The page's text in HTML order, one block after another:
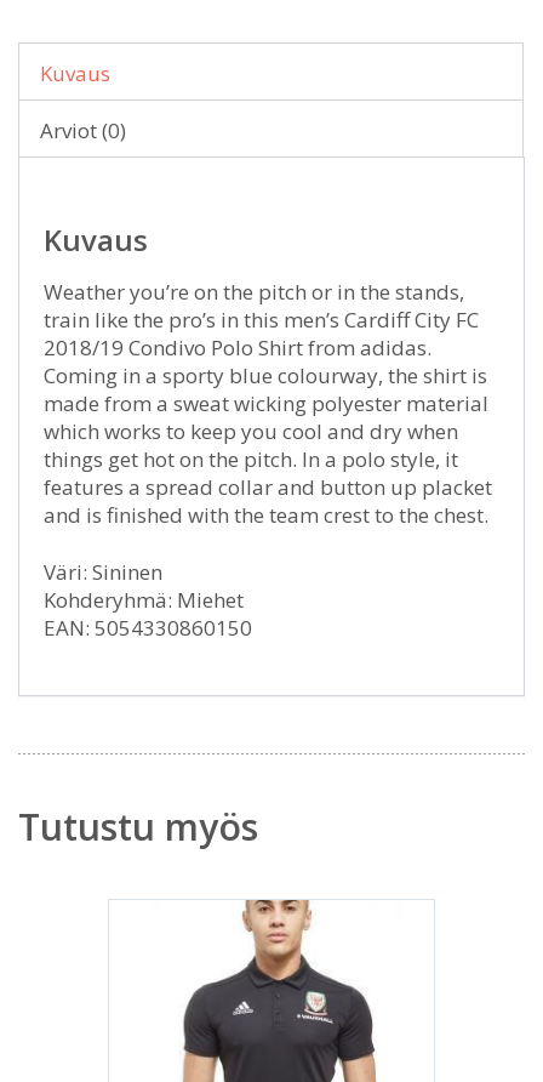
Kuvaus
Arviot (0)
Kuvaus
Weather you’re on the pitch or in the stands,
train like the pro’s in this men’s Cardiff City FC
2018/19 Condivo Polo Shirt from adidas.
Coming in a sporty blue colourway, the shirt is
made from a sweat wicking polyester material
which works to keep you cool and dry when
things get hot on the pitch. In a polo style, it
features a spread collar and button up placket
and is finished with the team crest to the chest.
Väri: Sininen
Kohderyhmä: Miehet
EAN: 5054330860150
Tutustu myös